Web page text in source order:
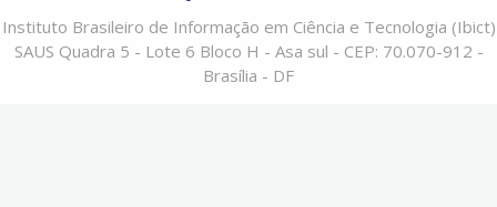
Instituto Brasileiro de Informação em Ciência e Tecnologia (Ibict)
SAUS Quadra 5 - Lote 6 Bloco H - Asa sul - CEP: 70.070-912 -
Brasília - DF